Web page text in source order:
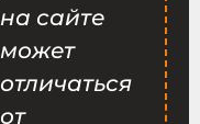
на сайте
может
отличаться
от